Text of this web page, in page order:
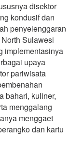
disektor
kondusif dan
penyelenggaran
Sulawesi
implementasinya
upaya
pariwisata
bahari, kuliner,
menggalang
menggaet
dan kartu